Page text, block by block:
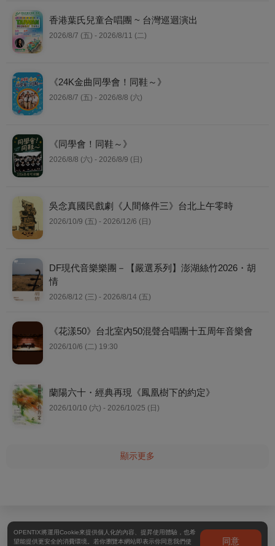
香港葉氏兒童合唱團 ~ 台灣巡迴演出
2026/8/7 (五) - 2026/8/11 (二)
《24K金曲同學會！同鞋～》
2026/8/7 (五) - 2026/8/8 (六)
《同學會！同鞋～》
2026/8/8 (六) - 2026/8/9 (日)
吳念真國民戲劇《人間條件三》台北上午零時
2026/10/9 (五) - 2026/12/6 (日)
DF現代音樂樂團－【嚴選系列】澎湖絲竹2026・胡
情
2026/8/12 (三) - 2026/8/14 (五)
《花漾50》台北室內50混聲合唱團十五周年音樂會
2026/10/6 (二) 19:30
蘭陽六十・經典再現《鳳凰樹下的約定》
2026/10/10 (六) - 2026/10/25 (日)
顯示更多
OPENTIX將運用Cookie來提供個人化的內容、提昇使用體驗，也希
望能提供更安全的消費環境。若你瀏覽本網站即表示你同意我們使
同意